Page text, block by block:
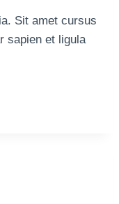
Sit amet cursus
sapien et ligula